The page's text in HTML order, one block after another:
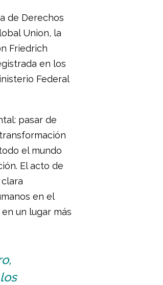
de Derechos
Union, la
Friedrich
en los
Federal
pasar de
el mundo
El acto de
en el
un lugar más